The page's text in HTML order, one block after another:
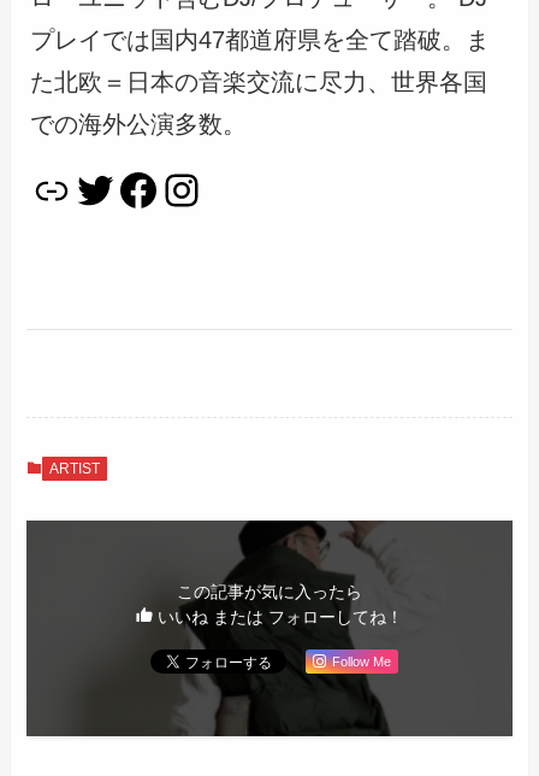
プレイでは国内47都道府県を全て踏破。ま
た北欧＝日本の音楽交流に尽力、世界各国
での海外公演多数。
リンクTwitter Facebook Instagram
ARTIST
この記事が気に入ったら
いいね または フォローしてね！
Follow Me